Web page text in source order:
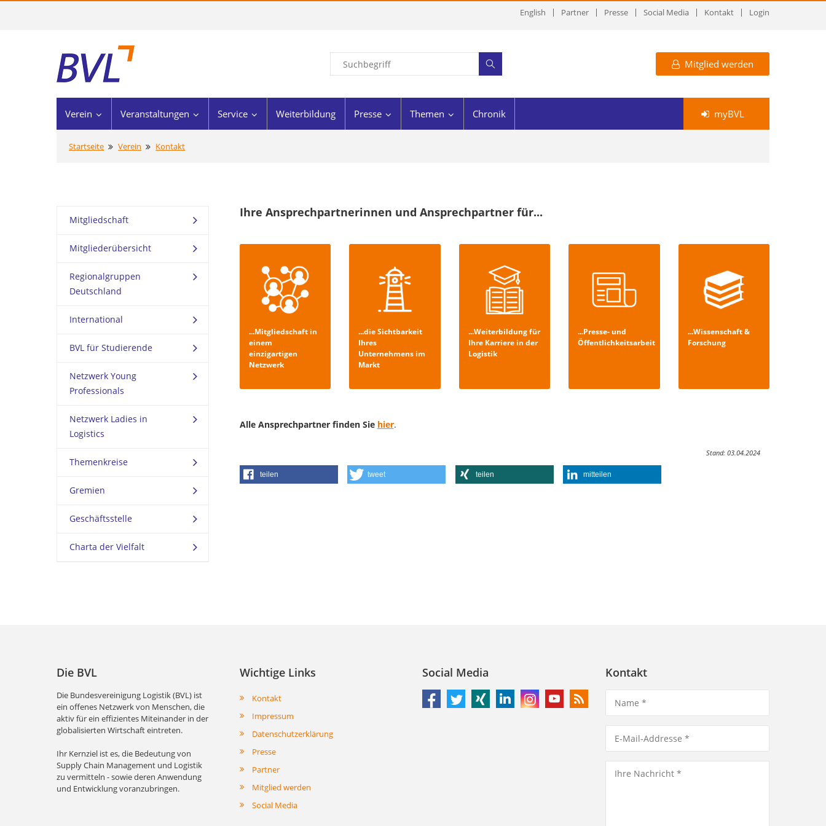
English Partner Presse Social Media Kontakt Login
Mitglied werden
Verein Veranstaltungen Service Weiterbildung Presse Themen Chronik myBVL
Startseite Verein Kontakt
Mitgliedschaft
Mitgliederübersicht
Regionalgruppen
Deutschland
International
BVL für Studierende
Netzwerk Young
Professionals
Netzwerk Ladies in
Logistics
Themenkreise
Gremien
Geschäftsstelle
Charta der Vielfalt
Ihre Ansprechpartnerinnen und Ansprechpartner für...
...Mitgliedschaft in
einem
einzigartigen
Netzwerk
...die Sichtbarkeit
Ihres
Unternehmens im
Markt
...Weiterbildung für
Ihre Karriere in der
Logistik
...Presse- und
Öffentlichkeitsarbeit
...Wissenschaft &
Forschung
Alle Ansprechpartner finden Sie hier.
Stand: 03.04.2024
teilen tweet teilen mitteilen
Die BVL
Die Bundesvereinigung Logistik (BVL) ist
ein offenes Netzwerk von Menschen, die
aktiv für ein effizientes Miteinander in der
globalisierten Wirtschaft eintreten.
Ihr Kernziel ist es, die Bedeutung von
Supply Chain Management und Logistik
zu vermitteln - sowie deren Anwendung
und Entwicklung voranzubringen.
Wichtige Links
Kontakt
Impressum
Datenschutzerklärung
Presse
Partner
Mitglied werden
Social Media
Social Media Kontakt